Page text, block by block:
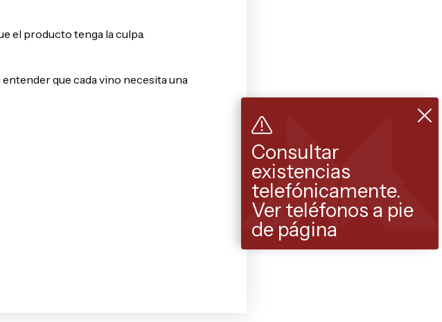
el producto tenga la culpa.
que cada vino necesita una
Consultar
existencias
telefónicamente.
Ver teléfonos a pie
de página